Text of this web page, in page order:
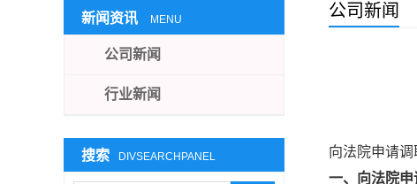
公司新闻
向法院申请
一、向法院
新闻资讯 MENU
公司新闻
行业新闻
搜索 DIVSEARCHPANEL